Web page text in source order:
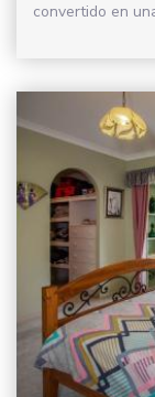
convertido en